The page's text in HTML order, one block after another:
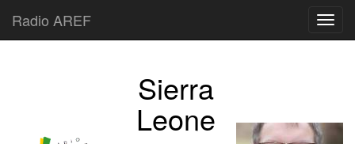
Radio AREF
Sierra
Leone